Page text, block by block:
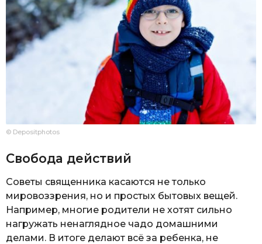
© Depositphotos
Свобода действий
Советы священника касаются не только
мировоззрения, но и простых бытовых вещей.
Например, многие родители не хотят сильно
нагружать ненаглядное чадо домашними
делами. В итоге делают всё за ребенка, не